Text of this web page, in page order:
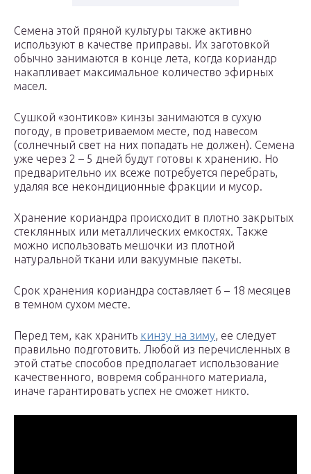
Семена этой пряной культуры также активно
используют в качестве приправы. Их заготовкой
обычно занимаются в конце лета, когда кориандр
накапливает максимальное количество эфирных
масел.
Сушкой «зонтиков» кинзы занимаются в сухую
погоду, в проветриваемом месте, под навесом
(солнечный свет на них попадать не должен). Семена
уже через 2 – 5 дней будут готовы к хранению. Но
предварительно их всеже потребуется перебрать,
удаляя все некондиционные фракции и мусор.
Хранение кориандра происходит в плотно закрытых
стеклянных или металлических емкостях. Также
можно использовать мешочки из плотной
натуральной ткани или вакуумные пакеты.
Срок хранения кориандра составляет 6 – 18 месяцев
в темном сухом месте.
Перед тем, как хранить кинзу на зиму, ее следует
правильно подготовить. Любой из перечисленных в
этой статье способов предполагает использование
качественного, вовремя собранного материала,
иначе гарантировать успех не сможет никто.